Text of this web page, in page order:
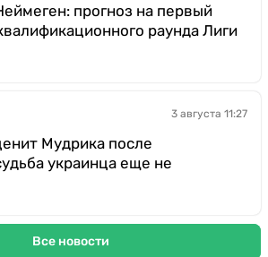
прогноз на первый
раунда Лиги
3 августа 11:27
Мудрика после
украинца еще не
Все новости